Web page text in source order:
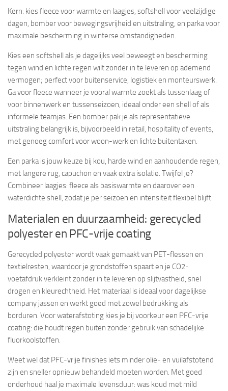
Kern: kies fleece voor warmte en laagjes, softshell voor veelzijdige
dagen, bomber voor bewegingsvrijheid en uitstraling, en parka voor
maximale bescherming in winterse omstandigheden.
Kies een softshell als je dagelijks veel beweegt en bescherming
tegen wind en lichte regen wilt zonder in te leveren op ademend
vermogen; perfect voor buitenservice, logistiek en monteurswerk.
Ga voor fleece wanneer je vooral warmte zoekt als tussenlaag of
voor binnenwerk en tussenseizoen, ideaal onder een shell of als
informele teamjas. Een bomber pak je als representatieve
uitstraling belangrijk is, bijvoorbeeld in retail, hospitality of events,
met genoeg comfort voor woon-werk en lichte buitentaken.
Een parka is jouw keuze bij kou, harde wind en aanhoudende regen,
met langere rug, capuchon en vaak extra isolatie. Twijfel je?
Combineer laagjes: fleece als basiswarmte en daarover een
waterdichte shell, zodat je per seizoen en intensiteit flexibel blijft.
Materialen en duurzaamheid: gerecycled
polyester en PFC-vrije coating
Gerecycled polyester wordt vaak gemaakt van PET-flessen en
textielresten, waardoor je grondstoffen spaart en je CO2-
voetafdruk verkleint zonder in te leveren op slijtvastheid, snel
drogen en kleurechtheid. Het materiaal is ideaal voor dagelijkse
company jassen en werkt goed met zowel bedrukking als
borduren. Voor waterafstoting kies je bij voorkeur een PFC-vrije
coating: die houdt regen buiten zonder gebruik van schadelijke
fluorkoolstoffen.
Weet wel dat PFC-vrije finishes iets minder olie- en vuilafstotend
zijn en sneller opnieuw behandeld moeten worden. Met goed
onderhoud haal je maximale levensduur: was koud met mild